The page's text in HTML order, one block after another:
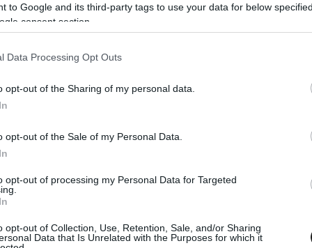
to Google and its third-party tags to use your data for below
consent section.
Data Processing Opt Outs
opt-out of the Sharing of my personal data.
opt-out of the Sale of my Personal Data.
opt-out of processing my Personal Data for Targeted
opt-out of Collection, Use, Retention, Sale, and/or Sharing
Data that Is Unrelated with the Purposes for which it
hangot, amiben főként az extrém terhelés